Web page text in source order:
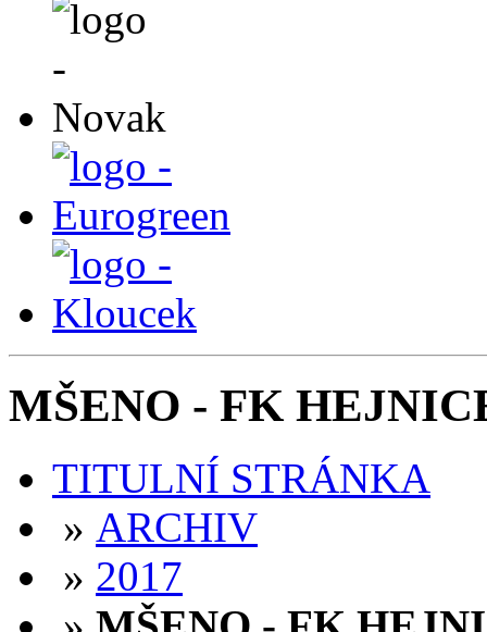
MŠENO - FK
TITULNÍ STRÁNKA
» ARCHIV
» 2017